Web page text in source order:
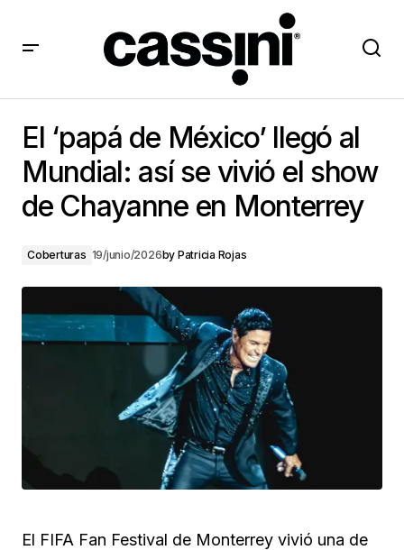
show de Chayanne en Monterrey
El ‘papá de México’ llegó al
Mundial: así se vivió el show
de Chayanne en Monterrey
Coberturas 19/junio/2026by Patricia Rojas
El FIFA Fan Festival de Monterrey vivió una de